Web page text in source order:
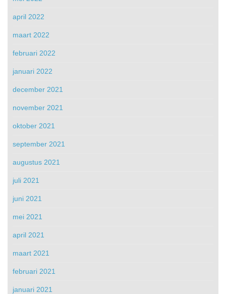
april 2022
maart 2022
februari 2022
januari 2022
december 2021
november 2021
oktober 2021
september 2021
augustus 2021
juli 2021
juni 2021
mei 2021
april 2021
maart 2021
februari 2021
januari 2021